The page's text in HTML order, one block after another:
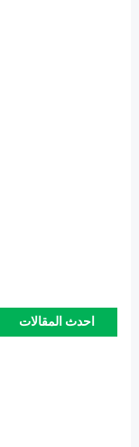
احدث المقالات